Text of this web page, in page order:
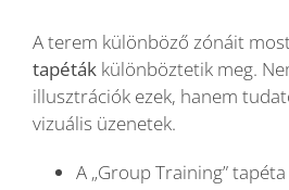
A terem különböző zónáit
tapétákkülönböztetik meg.
illusztrációk ezek, hanem
vizuális üzenetek.
A „Group Training”